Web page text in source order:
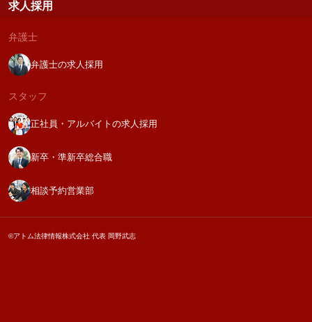
求人採用
弁護士
弁護士の求人採用
スタッフ
正社員・アルバイトの求人採用
新卒・準新卒総合職
相談予約営業部
©アトム法律情報株式会社 代表 岡野武志